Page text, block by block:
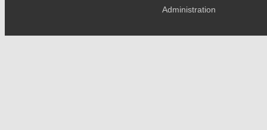
Administration